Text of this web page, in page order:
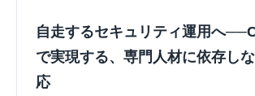
自走するセキュリティ運用へ
で実現する、専門人材に依存し
応